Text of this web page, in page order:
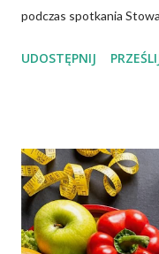
podczas spotkania
dziennikarka,
UDOSTĘPNIJ